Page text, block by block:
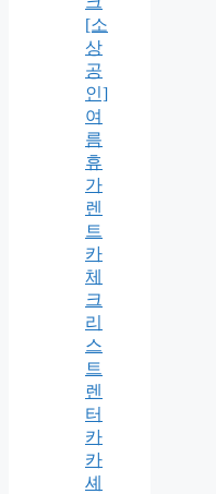
[소
상
공
인]
여
름
휴
가
렌
트
카
체
크
리
스
트
렌
터
카
카
셰